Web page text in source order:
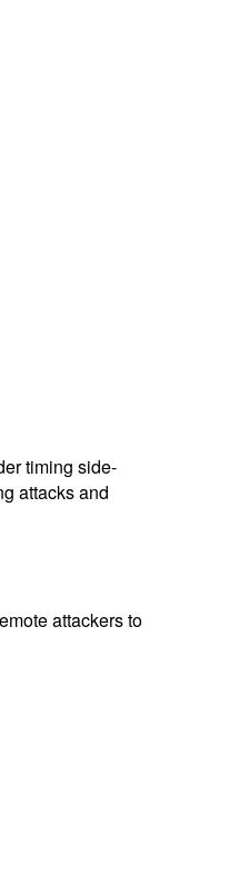
timing side-
attacks and
attackers to